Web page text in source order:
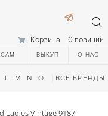
Корзина 0 позиций
ВЫКУП О НАС
L M N O Q R S T
ВСЕ БРЕНДЫ
Ladies Vintage 9187